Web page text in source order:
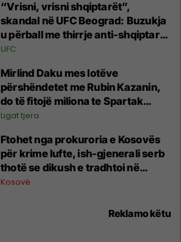
“Vrisni, vrisni shqiptarët”,
skandal në UFC Beograd: Buzukja
u përball me thirrje anti-shqiptare
nga tribunat
UFC
Mirlind Daku mes lotëve
përshëndetet me Rubin Kazanin,
do të fitojë miliona te Spartak
Moska
Ligat tjera
Ftohet nga prokuroria e Kosovës
për krime lufte, ish-gjenerali serb
thotë se dikush e tradhtoi në
Beograd
Kosovë
Reklamo këtu